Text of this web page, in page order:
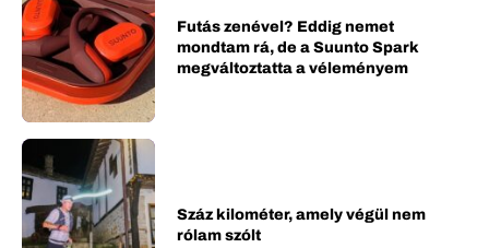
Futás zenével? Eddig nemet
mondtam rá, de a Suunto Spark
megváltoztatta a véleményem
Száz kilométer, amely végül nem
rólam szólt